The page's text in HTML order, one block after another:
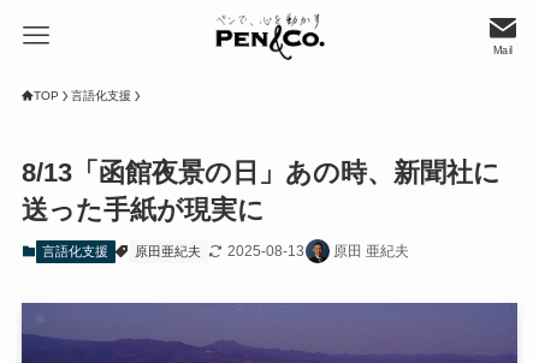
Mail
TOP 言語化支援
8/13「函館夜景の日」あの時、新聞社に
送った手紙が現実に
言語化支援 原田亜紀夫 2025-08-13 原田 亜紀夫